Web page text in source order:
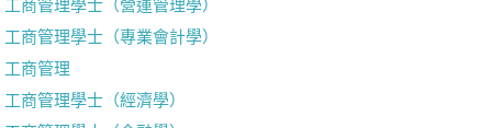
工商管理學士（營運管理學）
工商管理學士（專業會計學）
工商管理
工商管理學士（經濟學）